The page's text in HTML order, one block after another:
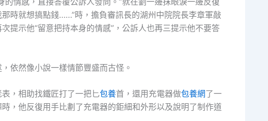
時就想搞點錢……”時，擔負審訊長的湖州中院院長李章軍敲
提示他“留意把持本身的情感”，公訴人也再三提示他不要答
然像小說一樣情節豐盛而古怪。
，相助找鐵匠打了一把匕包養首，還用充電器做包養網了一
，他反復用手比劃了充電器的鉅細和外形以及說明了制作道